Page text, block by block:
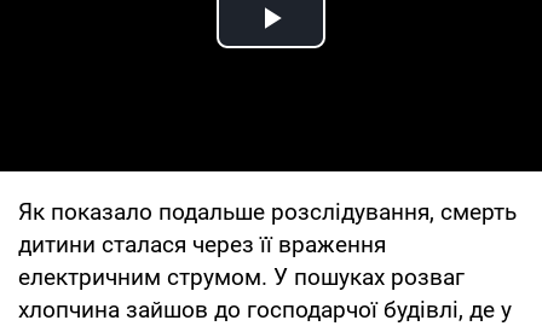
Play Video
Як показало подальше розслідування, смерть
дитини сталася через її враження
електричним струмом. У пошуках розваг
хлопчина зайшов до господарчої будівлі, де у